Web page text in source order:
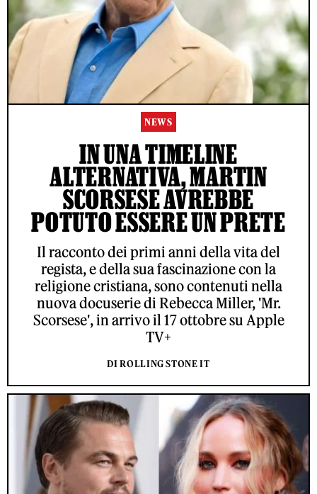
NEWS
IN UNA TIMELINE
ALTERNATIVA, MARTIN
SCORSESE AVREBBE
POTUTO ESSERE UN PRETE
Il racconto dei primi anni della vita del
regista, e della sua fascinazione con la
religione cristiana, sono contenuti nella
nuova docuserie di Rebecca Miller, 'Mr.
Scorsese', in arrivo il 17 ottobre su Apple
TV+
DI ROLLING STONE IT